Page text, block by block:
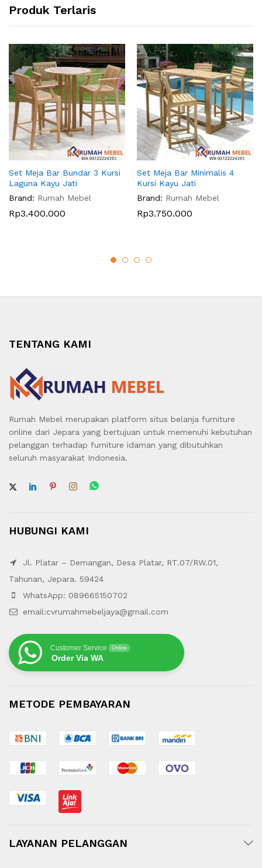
Produk Terlaris
Set Meja Bar Bundar 3 Kursi
Laguna Kayu Jati
Brand: Rumah Mebel
Rp3.400.000
Set Meja Bar Minimalis 4
Kursi Kayu Jati
Brand: Rumah Mebel
Rp3.750.000
TENTANG KAMI
Rumah Mebel merupakan platform situs belanja furniture
online dari Jepara yang bertujuan untuk memenuhi kebutuhan
pelanggan terhadap furniture idaman yang dibutuhkan
seluruh masyarakat Indonesia.
HUBUNGI KAMI
Jl. Platar – Demangan, Desa Platar, RT.07/RW.01,
Tahunan, Jepara. 59424
WhatsApp: 089665150702
email:cvrumahmebeljaya@gmail.com
Customer Service Online
Order Via WA
METODE PEMBAYARAN
LAYANAN PELANGGAN